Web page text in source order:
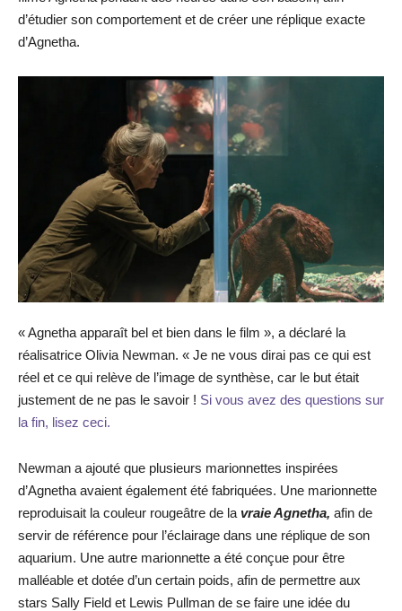
d’étudier son comportement et de créer une réplique exacte
d’Agnetha.
« Agnetha apparaît bel et bien dans le film », a déclaré la
réalisatrice Olivia Newman. « Je ne vous dirai pas ce qui est
réel et ce qui relève de l’image de synthèse, car le but était
justement de ne pas le savoir ! Si vous avez des questions sur
la fin, lisez ceci.
Newman a ajouté que plusieurs marionnettes inspirées
d’Agnetha avaient également été fabriquées. Une marionnette
reproduisait la couleur rougeâtre de la vraie Agnetha, afin de
servir de référence pour l’éclairage dans une réplique de son
aquarium. Une autre marionnette a été conçue pour être
malléable et dotée d’un certain poids, afin de permettre aux
stars Sally Field et Lewis Pullman de se faire une idée du